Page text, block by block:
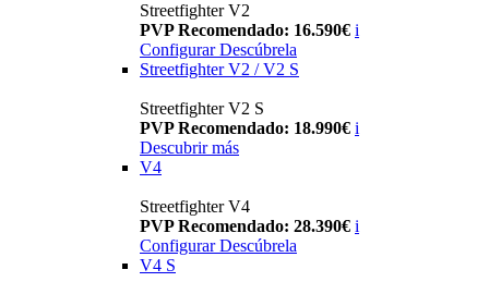
Streetfighter V2
PVP Recomendado: 16.590€ i
Configurar Descúbrela
Streetfighter V2 / V2 S
Streetfighter V2 S
PVP Recomendado: 18.990€ i
Descubrir más
V4
Streetfighter V4
PVP Recomendado: 28.390€ i
Configurar Descúbrela
V4 S